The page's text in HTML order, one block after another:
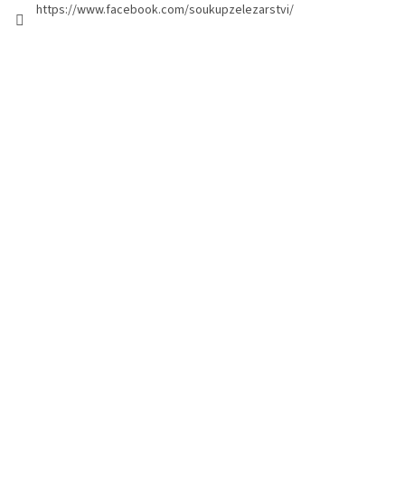
https://www.facebook.com/soukupzelezarstvi/